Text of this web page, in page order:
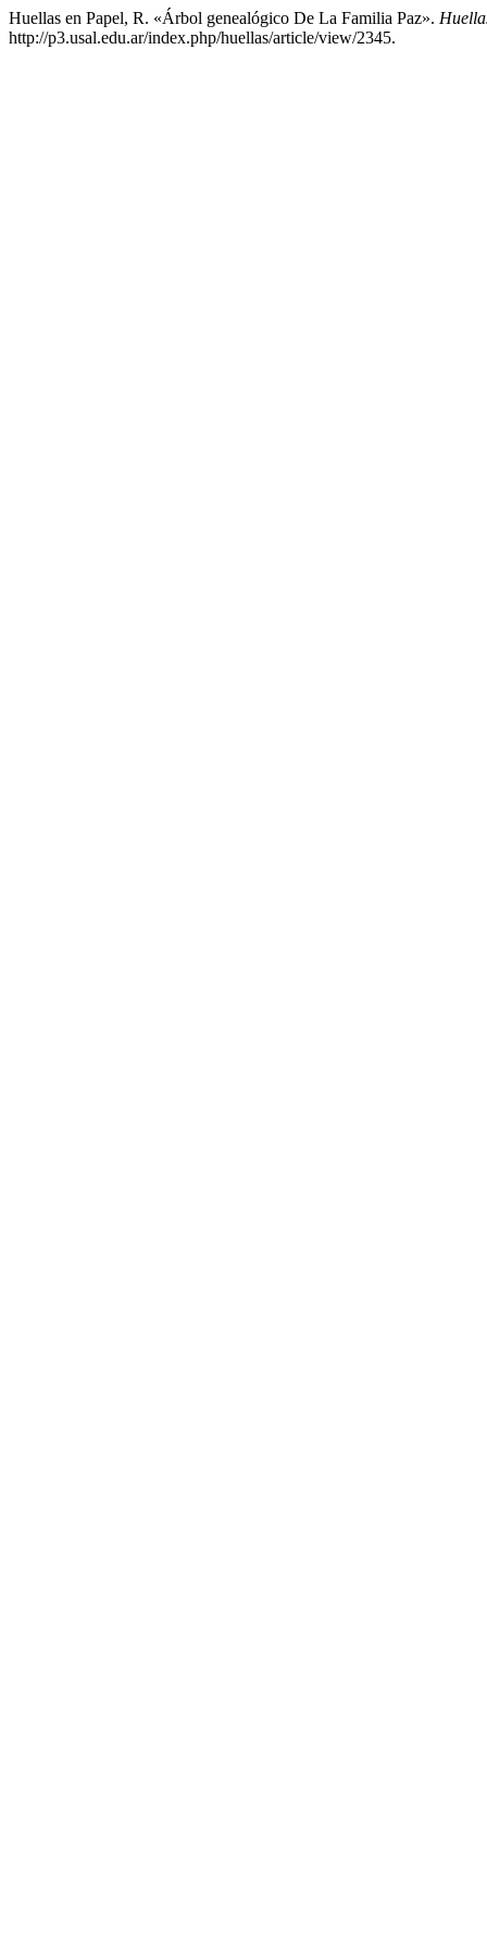
Huellas en Papel, R. «Árbol genealógico De La Familia Paz».
http://p3.usal.edu.ar/index.php/huellas/article/view/2345.